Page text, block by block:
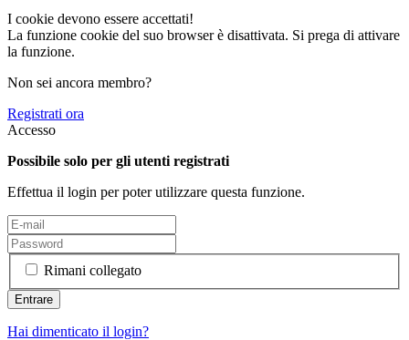
I cookie devono essere accettati!
La funzione cookie del suo browser è disattivata. Si prega di attivare
la funzione.
Non sei ancora membro?
Registrati ora
Accesso
Possibile solo per gli utenti registrati
Effettua il login per poter utilizzare questa funzione.
Rimani collegato
Hai dimenticato il login?